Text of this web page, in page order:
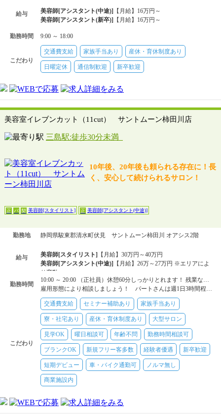
給与 美容師[アシスタント(中途)]
【月給】16万円～
美容師[アシスタント(新卒)]
【月給】16万円～
勤務時間 9:00 ～ 18:00
こだわり
交通費支給 家族手当あり 産休・育休制度あり
日曜定休 通信制歓迎 新卒歓迎
美容室イレブンカット（11cut） サントムーン柿田川店
三島駅:徒歩30分未満
10年後、20年後も頼られる存在に！長
く、安心して続けられるサロン！
正 パ 契 美容師[スタイリスト] 正 美容師[アシスタント(中途)]
勤務地 静岡県駿東郡清水町伏見 サントムーン柿田川 オアシス2階
給与 美容師[スタイリスト]
【月給】30万円～40万円
美容師[アシスタント(中途)]
【月給】26万～27万円 ※エリアによ
り変動
美容師[スタイリスト]【時給】1150円～1350円 ※エリアにより変
動
美容師[スタイリスト]【日給】1万3000円
勤務時間
10:00 ～ 20:00 （正社員）休憩60分しっかりとれます！ 残業なし！
雇用形態により相談しましょう！ パートさんは週1日3時間程度～勤務OK
こだわり
交通費支給 セミナー補助あり 家族手当あり
寮・社宅あり 産休・育休制度あり 大型サロン
見学OK 曜日相談可 年齢不問 勤務時間相談可
ブランクOK 新規フリー客多数 経験者優遇 新卒歓迎
短期デビュー 車・バイク通勤可 ノルマ無し
商業施設内